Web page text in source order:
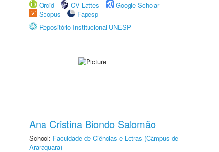
Orcid
CV Lattes
Google Scholar
Scopus
Fapesp
Repositório Institucional UNESP
Ana Cristina Biondo Salomão
School: Faculdade de Ciências e Letras (Câmpus de
Araraquara)